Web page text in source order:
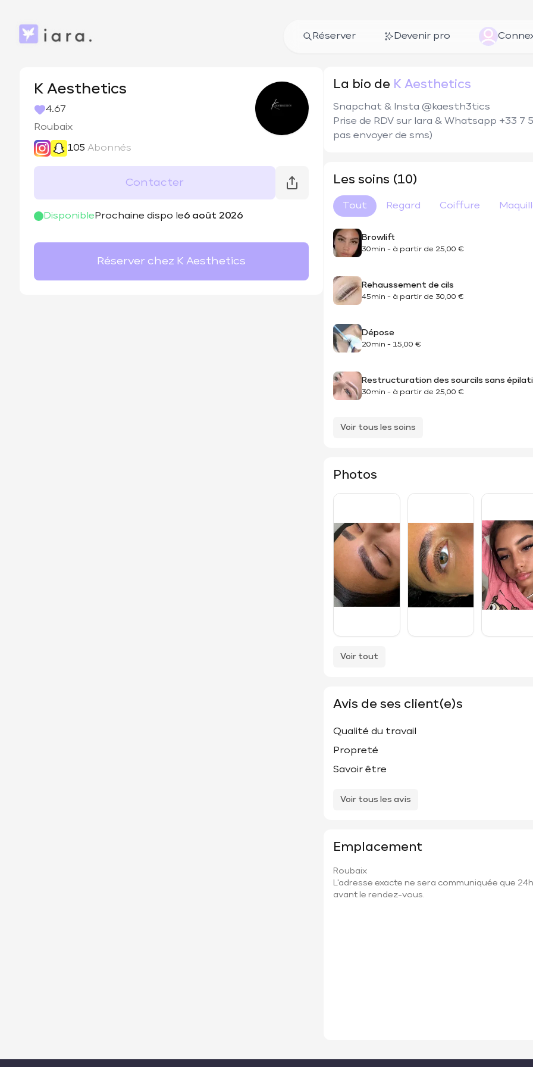
Réserver Devenir pro
K Aesthetics
4.67
Roubaix
105 Abonnés
Contacter
Disponible Prochaine dispo le6 août 2026
@kaesth3tics
Réserver chez K Aesthetics
La bio de K Aesthetics
Snapchat & Insta @kaesth3tics
Prise de RDV sur Iara & Whatsapp +33
pas envoyer de sms)
Les soins (10)
Tout Regard Coiffure
Browlift
30min - à partir de 25,00 €
Rehaussement de cils
45min - à partir de 30,00 €
Dépose
20min - 15,00 €
Restructuration des sourcils sans
30min - à partir de 25,00 €
Voir tous les soins
Photos
Voir tout
Avis de ses client(e)s
Qualité du travail
Propreté
Savoir être
Voir tous les avis
Emplacement
Roubaix
L'adresse exacte ne sera communiquée que 24h
avant le rendez-vous.